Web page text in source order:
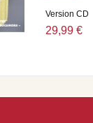
Version CD
29,99 €